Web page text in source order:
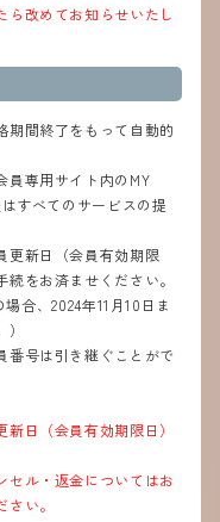
改めてお知らせいたし
期間終了をもって自動的
員専用サイト内のMY
すべてのサービスの提
更新日（会員有効期限
をお済ませください。
場合、2024年11月10日ま
番号は引き継ぐことがで
日（会員有効期限日）
ル・返金についてはお
い。